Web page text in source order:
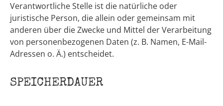
Verantwortliche Stelle ist die natürliche oder
juristische Person, die allein oder gemeinsam mit
anderen über die Zwecke und Mittel der Verarbeitung
von personenbezogenen Daten (z. B. Namen, E-Mail-
Adressen o. Ä.) entscheidet.
SPEICHERDAUER